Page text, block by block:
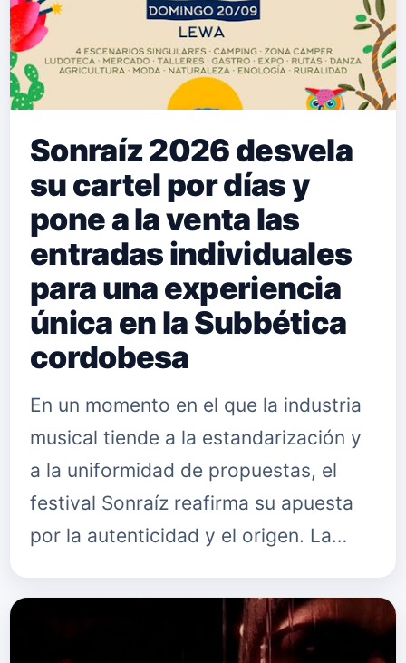
Sonraíz 2026 desvela
su cartel por días y
pone a la venta las
entradas individuales
para una experiencia
única en la Subbética
cordobesa
En un momento en el que la industria
musical tiende a la estandarización y
a la uniformidad de propuestas, el
festival Sonraíz reafirma su apuesta
por la autenticidad y el origen. La
celebrará los días 1…